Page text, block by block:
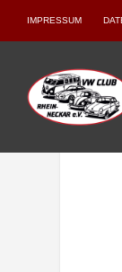
IMPRESSUM